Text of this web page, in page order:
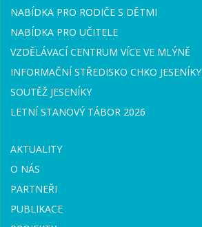
NABÍDKA PRO RODIČE S DĚTMI
NABÍDKA PRO UČITELE
VZDĚLÁVACÍ CENTRUM VÍCE VE MLÝNĚ
INFORMAČNÍ STŘEDISKO CHKO JESENÍKY
SOUTĚŽ JESENÍKY
LETNÍ STANOVÝ TÁBOR 2026
AKTUALITY
O NÁS
PARTNEŘI
PUBLIKACE